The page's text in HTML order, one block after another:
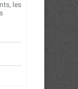
les